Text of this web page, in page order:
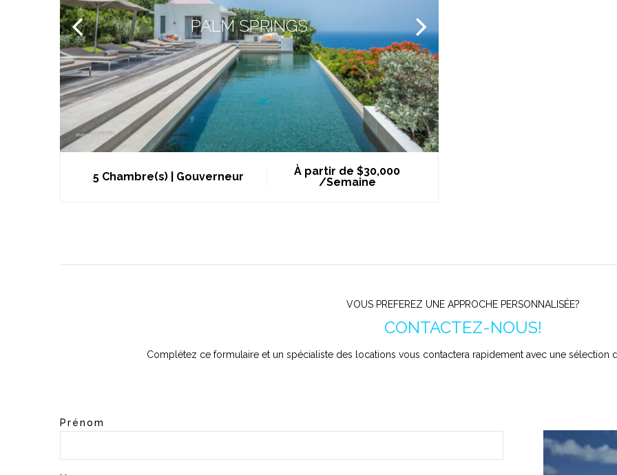
PALM SPRINGS
5 Chambre(s) | Gouverneur
À partir de $30,000
/Semaine
VOUS PREFEREZ UNE APPROCHE PERSONNALISÉE?
CONTACTEZ-NOUS!
Complétez ce formulaire et un spécialiste des locations vous contactera rapidement avec une sélection
Prénom